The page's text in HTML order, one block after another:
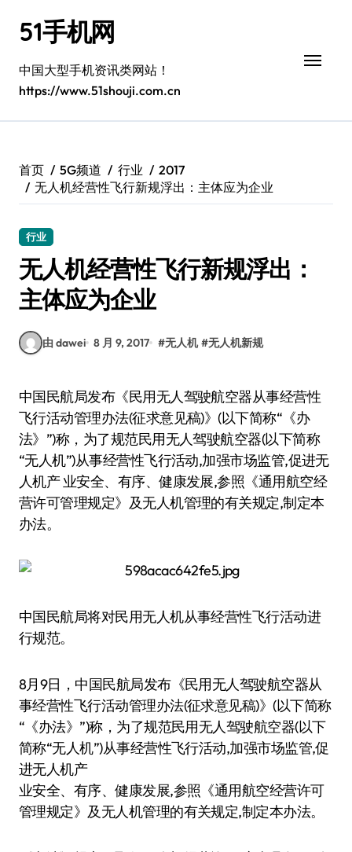
51手机网
中国大型手机资讯类网站！
https://www.51shouji.com.cn
首页 5G频道 行业
2017
无人机经营性飞行新规浮出：主体应为企业
行业
无人机经营性飞行新规浮出：
主体应为企业
由 dawei 8 月 9, 2017 #无人机 #无人机新规
中国民航局发布《民用无人驾驶航空器从事经营性
飞行活动管理办法(征求意见稿)》(以下简称“《办
法》”)称，为了规范民用无人驾驶航空器(以下简称
“无人机”)从事经营性飞行活动,加强市场监管,促进无
人机产 业安全、有序、健康发展,参照《通用航空经
营许可管理规定》及无人机管理的有关规定,制定本
办法。
中国民航局将对民用无人机从事经营性飞行活动进
行规范。
8月9日，中国民航局发布《民用无人驾驶航空器从
事经营性飞行活动管理办法(征求意见稿)》(以下简称
“《办法》”)称，为了规范民用无人驾驶航空器(以下
简称“无人机”)从事经营性飞行活动,加强市场监管,促
进无人机产
业安全、有序、健康发展,参照《通用航空经营许可
管理规定》及无人机管理的有关规定,制定本办法。